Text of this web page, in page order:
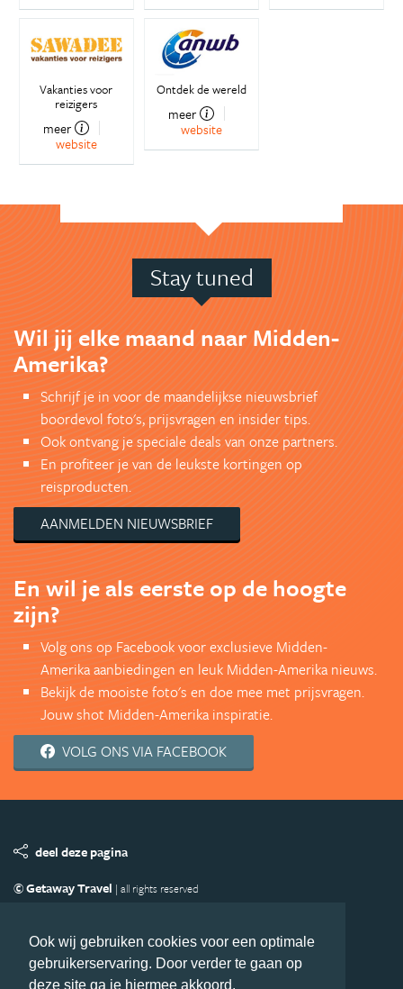
Ook wij gebruiken cookies voor een optimale
gebruikerservaring. Door verder te gaan op
deze site ga je hiermee akkoord.
Vakanties voor
reizigers
meer
website
Ontdek de wereld
meer
website
Stay tuned
Wil jij elke maand naar Midden-
Amerika?
Schrijf je in voor de maandelijkse nieuwsbrief
boordevol foto's, prijsvragen en insider tips.
Ook ontvang je speciale deals van onze partners.
En profiteer je van de leukste kortingen op
reisproducten.
AANMELDEN NIEUWSBRIEF
En wil je als eerste op de hoogte
zijn?
Volg ons op Facebook voor exclusieve Midden-
Amerika aanbiedingen en leuk Midden-Amerika nieuws.
Bekijk de mooiste foto's en doe mee met prijsvragen.
Jouw shot Midden-Amerika inspiratie.
VOLG ONS VIA FACEBOOK
deel deze pagina
© Getaway Travel | all rights reserved
Copyright
Privacy statement Disclaimer
Cookies
Volg MiddenAmerika.nl